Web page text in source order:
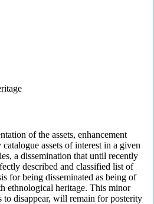
of the assets, enhancement
assets of interest in a given
a dissemination that until recently
described and classified list of
for being disseminated as being of
ethnological heritage. This minor
disappear, will remain for posterity